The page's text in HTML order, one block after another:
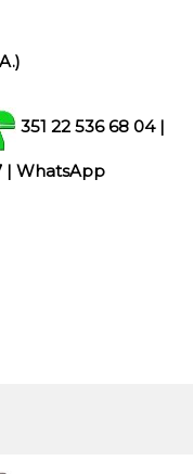
351 22 536 68 04 |
| WhatsApp